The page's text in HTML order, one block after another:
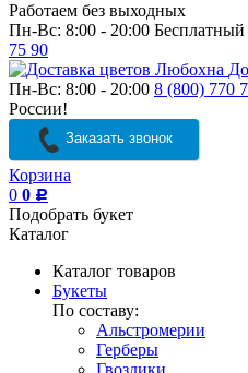
Работаем без выходных
Пн-Вс: 8:00 - 20:00 Бесплатный
75 90
Пн-Вс: 8:00 - 20:00 8 (800) 770
России!
Заказать звонок
Корзина
0 0 Р
Подобрать букет
Каталог
Каталог товаров
Букеты
По составу:
Альстромерии
Герберы
Гвоздики